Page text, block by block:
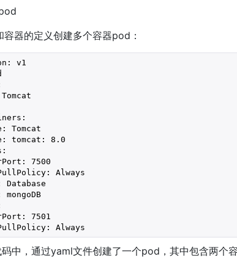
器的定义创建多个容器pod：
v1
Tomcat
tomcat: 8.0
7500
Always
Database
mongoDB
7501
Always
中，通过yaml文件创建了一个pod，其中包含两个